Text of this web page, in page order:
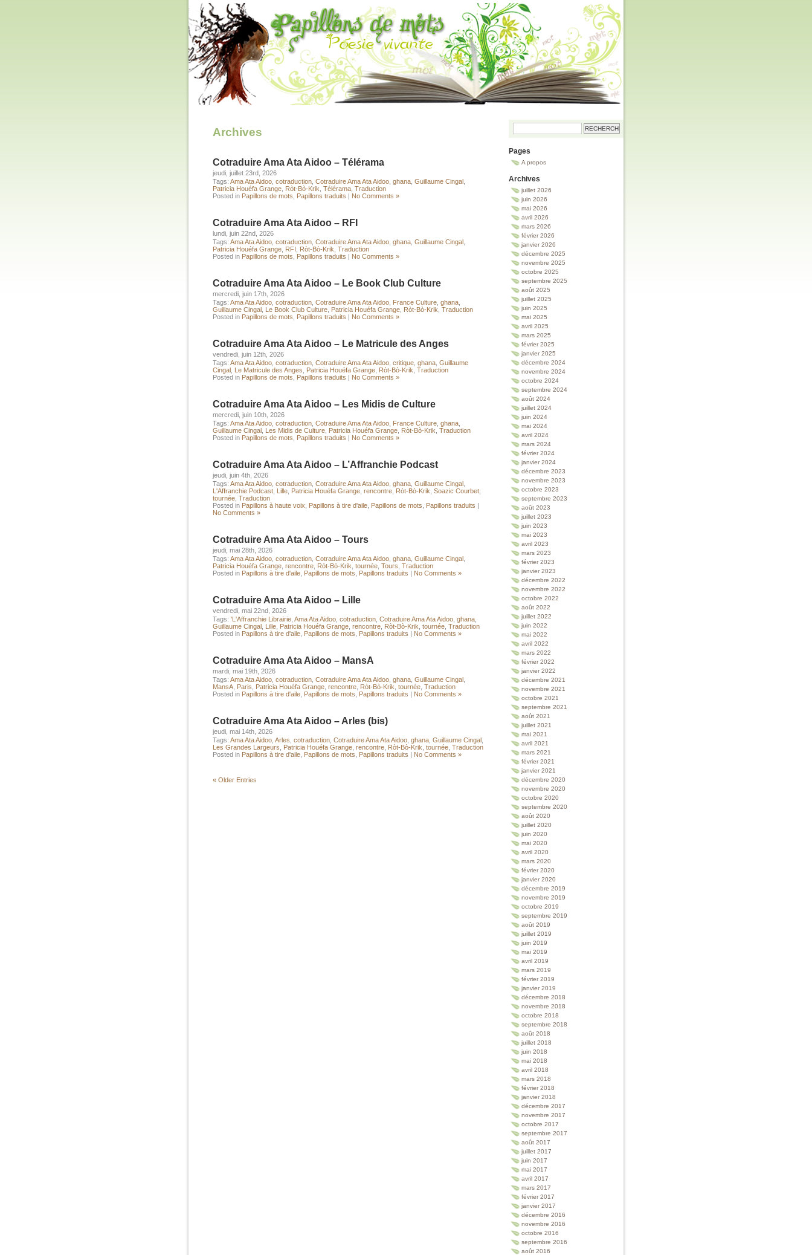
Archives
Cotraduire Ama Ata Aidoo – Télérama
jeudi, juillet 23rd, 2026
Tags: Ama Ata Aidoo cotraduction Cotraduire Ama Ata Aidoo ghana Guillaume Cingal
Patricia Houéfa Grange Ròt-Bò-Krik Télérama Traduction
Posted in Papillons de mots Papillons traduits | No Comments »
Cotraduire Ama Ata Aidoo – RFI
lundi, juin 22nd, 2026
Tags: Ama Ata Aidoo cotraduction Cotraduire Ama Ata Aidoo ghana Guillaume Cingal
Patricia Houéfa Grange RFI Ròt-Bò-Krik Traduction
Posted in Papillons de mots Papillons traduits | No Comments »
Cotraduire Ama Ata Aidoo – Le Book Club Culture
mercredi, juin 17th, 2026
Tags: Ama Ata Aidoo cotraduction Cotraduire Ama Ata Aidoo France Culture ghana
Guillaume Cingal Le Book Club Culture Patricia Houéfa Grange Ròt-Bò-Krik Traduction
Posted in Papillons de mots Papillons traduits | No Comments »
Cotraduire Ama Ata Aidoo – Le Matricule des Anges
vendredi, juin 12th, 2026
Tags: Ama Ata Aidoo cotraduction Cotraduire Ama Ata Aidoo critique ghana Guillaume
Cingal Le Matricule des Anges Patricia Houéfa Grange Ròt-Bò-Krik Traduction
Posted in Papillons de mots Papillons traduits | No Comments »
Cotraduire Ama Ata Aidoo – Les Midis de Culture
mercredi, juin 10th, 2026
Tags: Ama Ata Aidoo cotraduction Cotraduire Ama Ata Aidoo France Culture ghana
Guillaume Cingal Les Midis de Culture Patricia Houéfa Grange Ròt-Bò-Krik Traduction
Posted in Papillons de mots Papillons traduits | No Comments »
Cotraduire Ama Ata Aidoo – L’Affranchie Podcast
jeudi, juin 4th, 2026
Tags: Ama Ata Aidoo cotraduction Cotraduire Ama Ata Aidoo ghana Guillaume Cingal
L'Affranchie Podcast Lille Patricia Houéfa Grange rencontre Ròt-Bò-Krik Soazic Courbet
tournée Traduction
Posted in Papillons à haute voix Papillons à tire d'aile Papillons de mots Papillons traduits |
No Comments »
Cotraduire Ama Ata Aidoo – Tours
jeudi, mai 28th, 2026
Tags: Ama Ata Aidoo cotraduction Cotraduire Ama Ata Aidoo ghana Guillaume Cingal
Patricia Houéfa Grange rencontre Ròt-Bò-Krik tournée Tours Traduction
Posted in Papillons à tire d'aile Papillons de mots Papillons traduits | No Comments »
Cotraduire Ama Ata Aidoo – Lille
vendredi, mai 22nd, 2026
Tags: 'L'Affranchie Librairie Ama Ata Aidoo cotraduction Cotraduire Ama Ata Aidoo ghana
Guillaume Cingal Lille Patricia Houéfa Grange rencontre Ròt-Bò-Krik tournée Traduction
Posted in Papillons à tire d'aile Papillons de mots Papillons traduits | No Comments »
Cotraduire Ama Ata Aidoo – MansA
mardi, mai 19th, 2026
Tags: Ama Ata Aidoo cotraduction Cotraduire Ama Ata Aidoo ghana Guillaume Cingal
MansA Paris Patricia Houéfa Grange rencontre Ròt-Bò-Krik tournée Traduction
Posted in Papillons à tire d'aile Papillons de mots Papillons traduits | No Comments »
Cotraduire Ama Ata Aidoo – Arles (bis)
jeudi, mai 14th, 2026
Tags: Ama Ata Aidoo Arles cotraduction Cotraduire Ama Ata Aidoo ghana Guillaume Cingal
Les Grandes Largeurs
Patricia Houéfa Grange rencontre Ròt-Bò-Krik tournée Traduction
Posted in Papillons à tire d'aile Papillons de mots Papillons traduits | No Comments »
« Older Entries
Pages
A propos
Archives
juillet 2026
juin 2026
mai 2026
avril 2026
mars 2026
février 2026
janvier 2026
décembre 2025
novembre 2025
octobre 2025
septembre 2025
août 2025
juillet 2025
juin 2025
mai 2025
avril 2025
mars 2025
février 2025
janvier 2025
décembre 2024
novembre 2024
octobre 2024
septembre 2024
août 2024
juillet 2024
juin 2024
mai 2024
avril 2024
mars 2024
février 2024
janvier 2024
décembre 2023
novembre 2023
octobre 2023
septembre 2023
août 2023
juillet 2023
juin 2023
mai 2023
avril 2023
mars 2023
février 2023
janvier 2023
décembre 2022
novembre 2022
octobre 2022
août 2022
juillet 2022
juin 2022
mai 2022
avril 2022
mars 2022
février 2022
janvier 2022
décembre 2021
novembre 2021
octobre 2021
septembre 2021
août 2021
juillet 2021
mai 2021
avril 2021
mars 2021
février 2021
janvier 2021
décembre 2020
novembre 2020
octobre 2020
septembre 2020
août 2020
juillet 2020
juin 2020
mai 2020
avril 2020
mars 2020
février 2020
janvier 2020
décembre 2019
novembre 2019
octobre 2019
septembre 2019
août 2019
juillet 2019
juin 2019
mai 2019
avril 2019
mars 2019
février 2019
janvier 2019
décembre 2018
novembre 2018
octobre 2018
septembre 2018
août 2018
juillet 2018
juin 2018
mai 2018
avril 2018
mars 2018
février 2018
janvier 2018
décembre 2017
novembre 2017
octobre 2017
septembre 2017
août 2017
juillet 2017
juin 2017
mai 2017
avril 2017
mars 2017
février 2017
janvier 2017
décembre 2016
novembre 2016
octobre 2016
septembre 2016
août 2016